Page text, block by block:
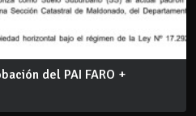
del PAI FARO +